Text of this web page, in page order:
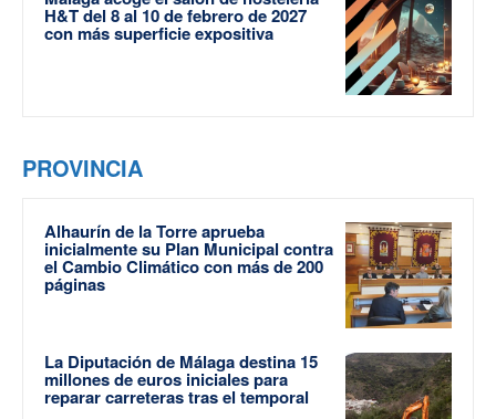
H&T del 8 al 10 de febrero de 2027
con más superficie expositiva
PROVINCIA
Alhaurín de la Torre aprueba
inicialmente su Plan Municipal contra
el Cambio Climático con más de 200
páginas
La Diputación de Málaga destina 15
millones de euros iniciales para
reparar carreteras tras el temporal